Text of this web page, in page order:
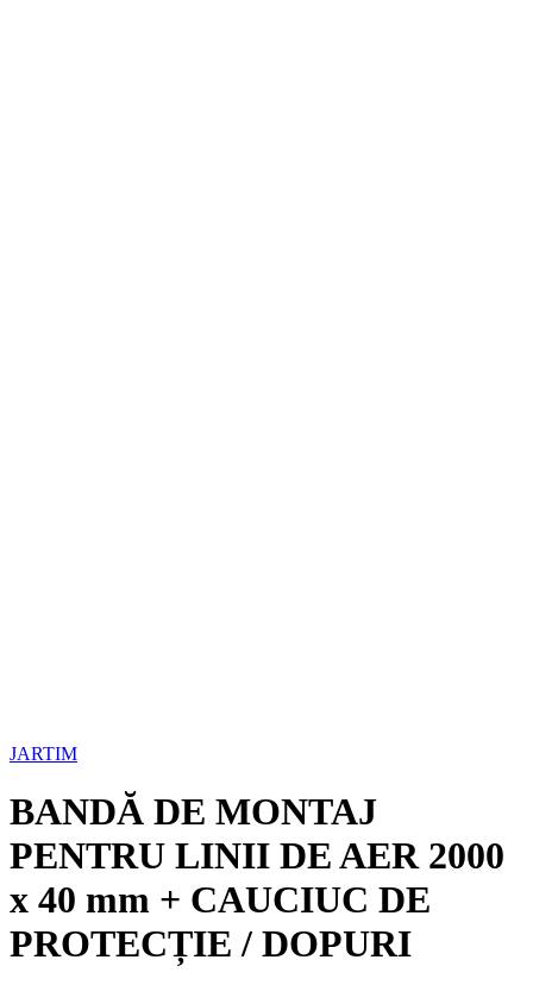
JARTIM
BANDĂ DE MONTAJ
PENTRU LINII DE AER 2000
x 40 mm + CAUCIUC DE
PROTECȚIE / DOPURI